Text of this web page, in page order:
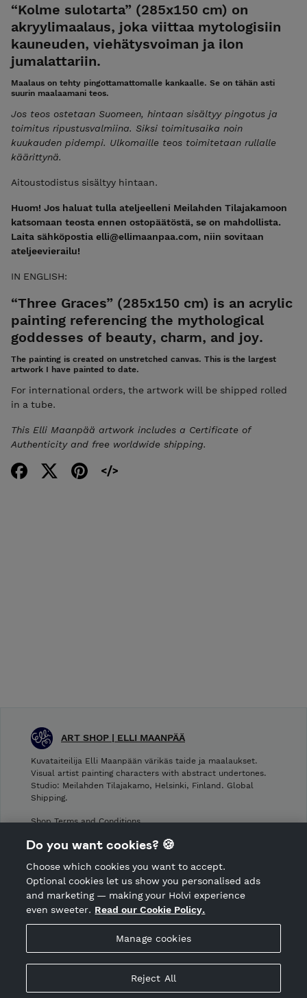
“Kolme sulotarta” (285x150 cm) on
akryylimaalaus, joka viittaa mytologisiin
kauneuden, viehätysvoiman ja ilon
jumalattariin.
Maalaus on tehty pingottamattomalle kankaalle. Se on tähän asti
suurin maalaamani teos.
Jos teos ostetaan Suomeen, hintaan sisältyy pingotus ja
toimitus ripustusvalmiina. Siksi toimitusaika noin
kuukauden pidempi. Ulkomaille teos toimitetaan rullalle
käärittynä.
Aitoustodistus sisältyy hintaan.
Huom! Jos haluat tulla ateljeelleni Meilahden Tilajakamoon
katsomaan teosta ennen ostopäätöstä, se on mahdollista.
Laita sähköpostia elli@ellimaanpaa.com, niin sovitaan
ateljeevierailu!
IN ENGLISH:
“Three Graces” (285x150 cm) is an acrylic
painting referencing the mythological
goddesses of beauty, charm, and joy.
The painting is created on unstretched canvas. This is the largest
artwork I have painted to date.
For international orders, the artwork will be shipped rolled
in a tube.
This Elli Maanpää artwork includes a Certificate of
Authenticity and free worldwide shipping.
Hosted by Holvi
Holvi Payment Services Ltd is regulated by the Financial
ART SHOP | ELLI MAANPÄÄ
Kuvataiteilija Elli Maanpään värikäs taide ja maalaukset.
Visual artist painting characters with abstract undertones.
Studio: Meilahden Tilajakamo, Helsinki, Finland. Global
Shipping.
Shop Terms and Conditions
Cancellation policy
CANCEL ORDER
Do you want cookies? 🍪
Choose which cookies you want to accept.
Optional cookies let us show you personalised ads
and marketing — making your Holvi experience
even sweeter. Read our Cookie Policy.
Manage cookies
Reject All